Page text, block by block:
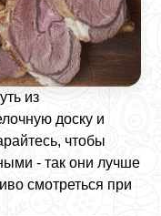
из
доску и
чтобы
- так они лучше
смотреться при